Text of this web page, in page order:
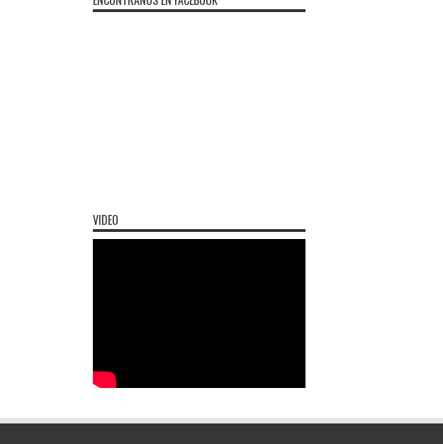
VIDEO